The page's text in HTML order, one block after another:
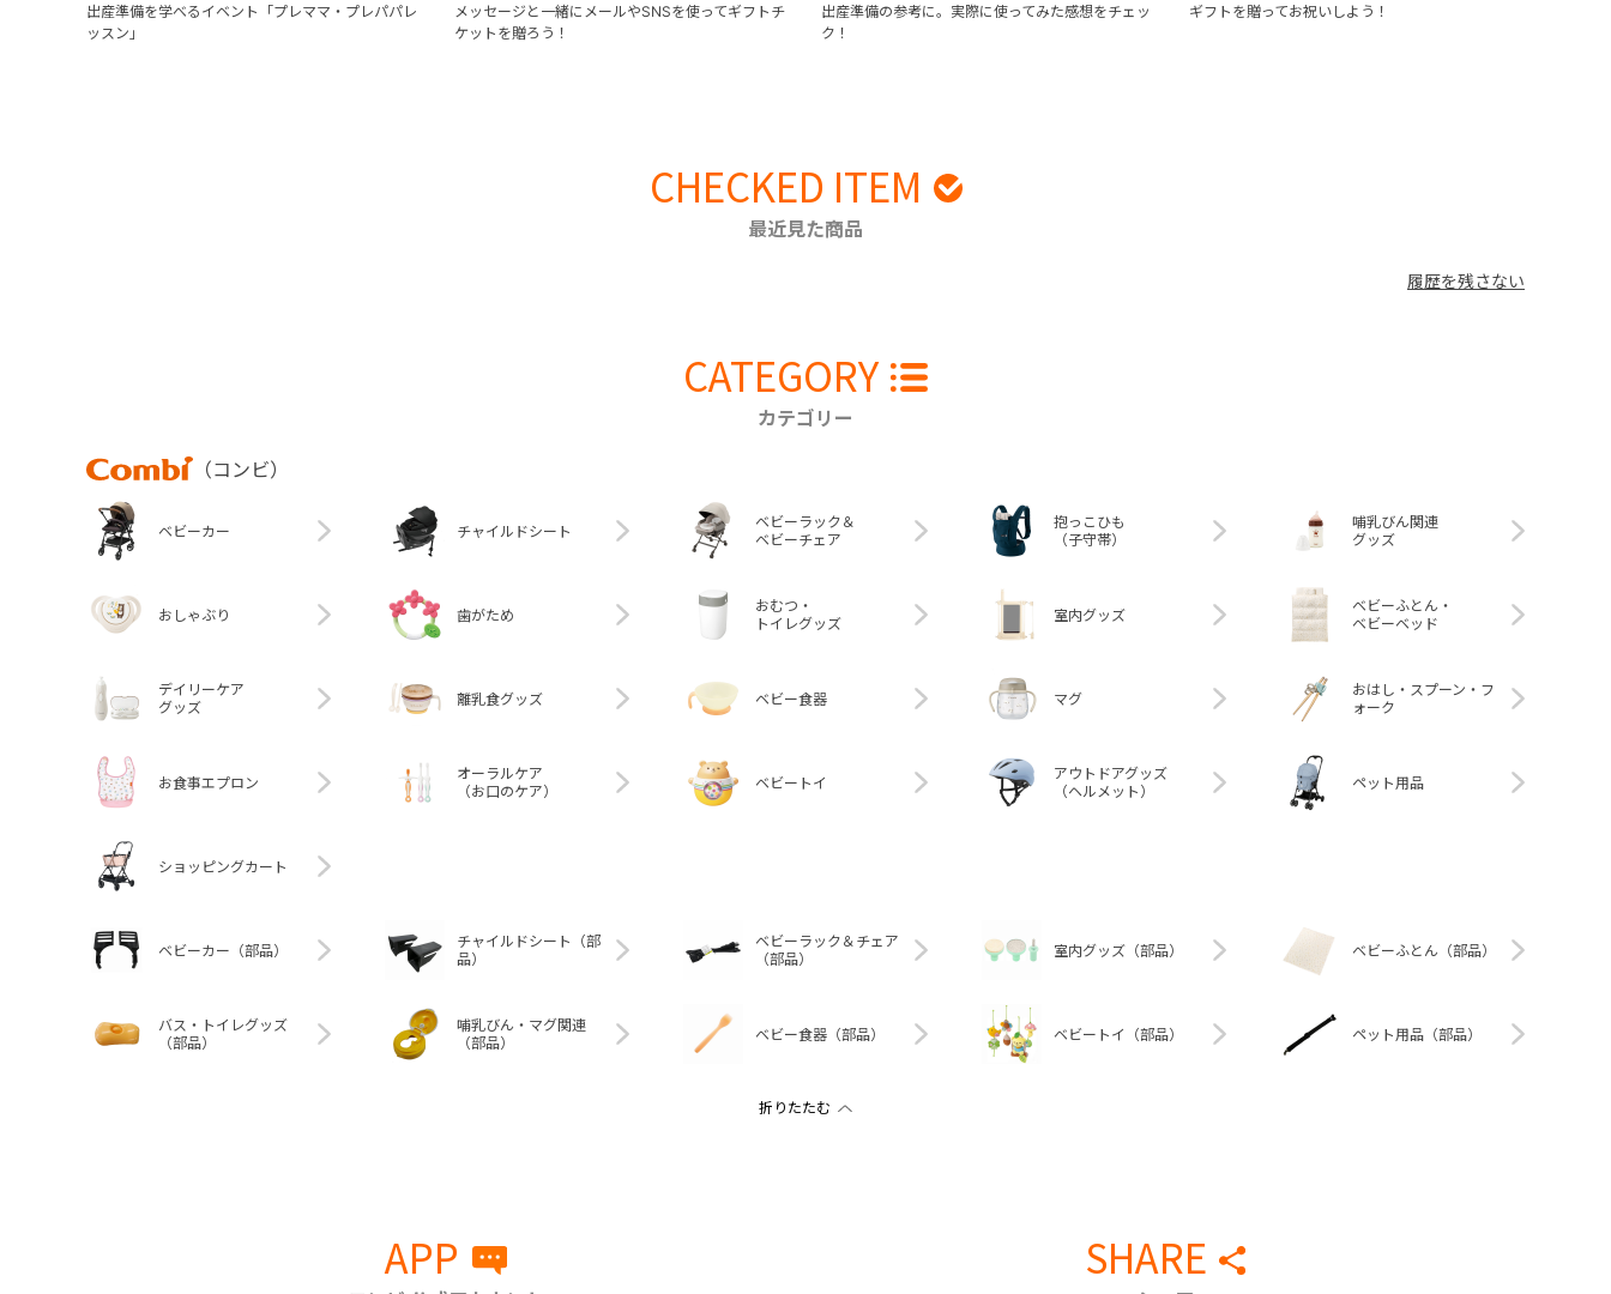
出産準備を学べるイベント「プレママ・プレパパレ
ッスン」
メッセージと一緒にメールやSNSを使ってギフトチ
ケットを贈ろう！
出産準備の参考に。実際に使ってみた感想をチェッ
ク！
ギフトを贈ってお祝いしよう！
CHECKED ITEM
最近見た商品
履歴を残さない
CATEGORY
カテゴリー
Combi
（コンビ）
ベビーカー チャイルドシート
ベビーラック＆
ベビーチェア
抱っこひも
（子守帯）
哺乳びん関連
グッズ
おしゃぶり 歯がため
おむつ・
トイレグッズ
室内グッズ
ベビーふとん・
ベビーベッド
デイリーケア
グッズ
離乳食グッズ ベビー食器 マグ
おはし・スプーン・フ
ォーク
お食事エプロン
オーラルケア
（お口のケア）
ベビートイ
アウトドアグッズ
（ヘルメット）
ペット用品
ショッピングカート
ベビーカー（部品）
チャイルドシート（部
品）
ベビーラック＆チェア
（部品）
室内グッズ（部品） ベビーふとん（部品）
バス・トイレグッズ
（部品）
哺乳びん・マグ関連
（部品）
ベビー食器（部品） ベビートイ（部品） ペット用品（部品）
APP SHARE